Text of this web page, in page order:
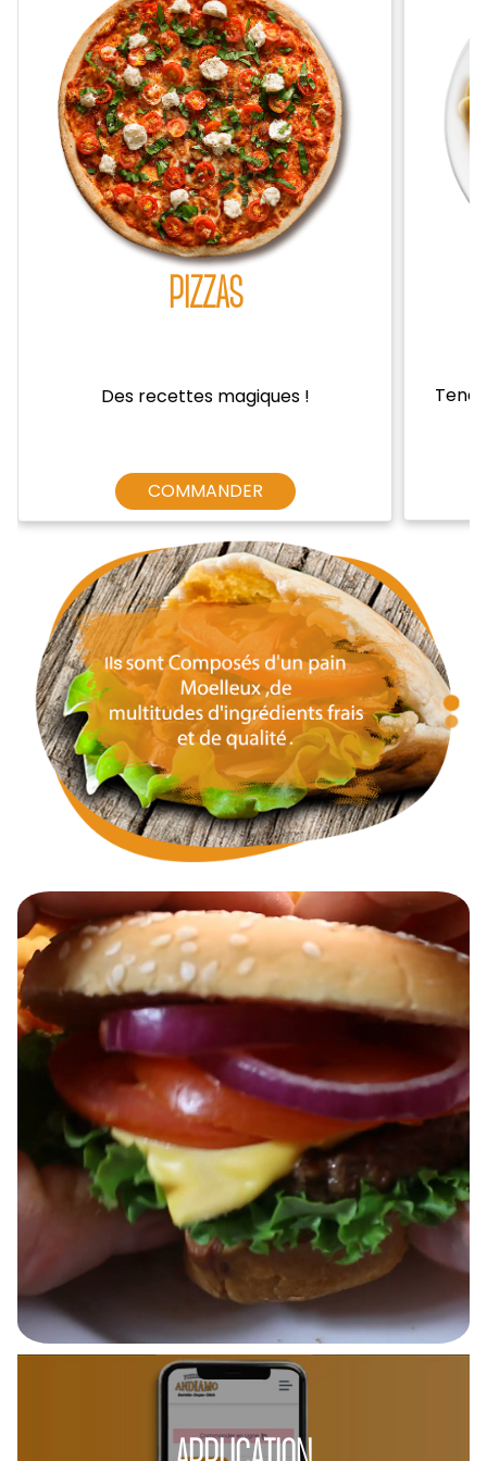
Zones de Livraison
PIZZAS
Des recettes magiques !
COMMANDER